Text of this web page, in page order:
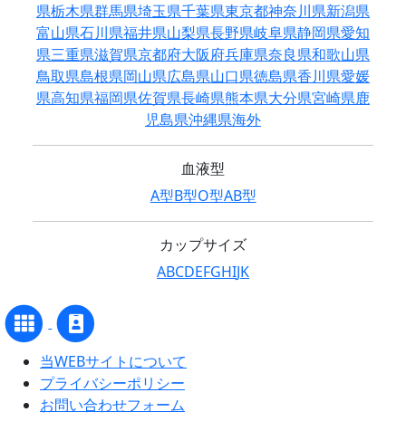
県栃木県群馬県埼玉県千葉県東京都神奈川県新潟県
富山県石川県福井県山梨県長野県岐阜県静岡県愛知
県三重県滋賀県京都府大阪府兵庫県奈良県和歌山県
鳥取県島根県岡山県広島県山口県徳島県香川県愛媛
県高知県福岡県佐賀県長崎県熊本県大分県宮崎県鹿
児島県沖縄県海外
血液型
A型B型O型AB型
カップサイズ
ABCDEFGHIJK
当WEBサイトについて
プライバシーポリシー
お問い合わせフォーム